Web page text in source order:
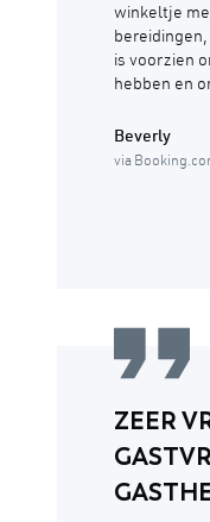
winkeltje
is voorzien
hebben en
Beverly
via
ZEER